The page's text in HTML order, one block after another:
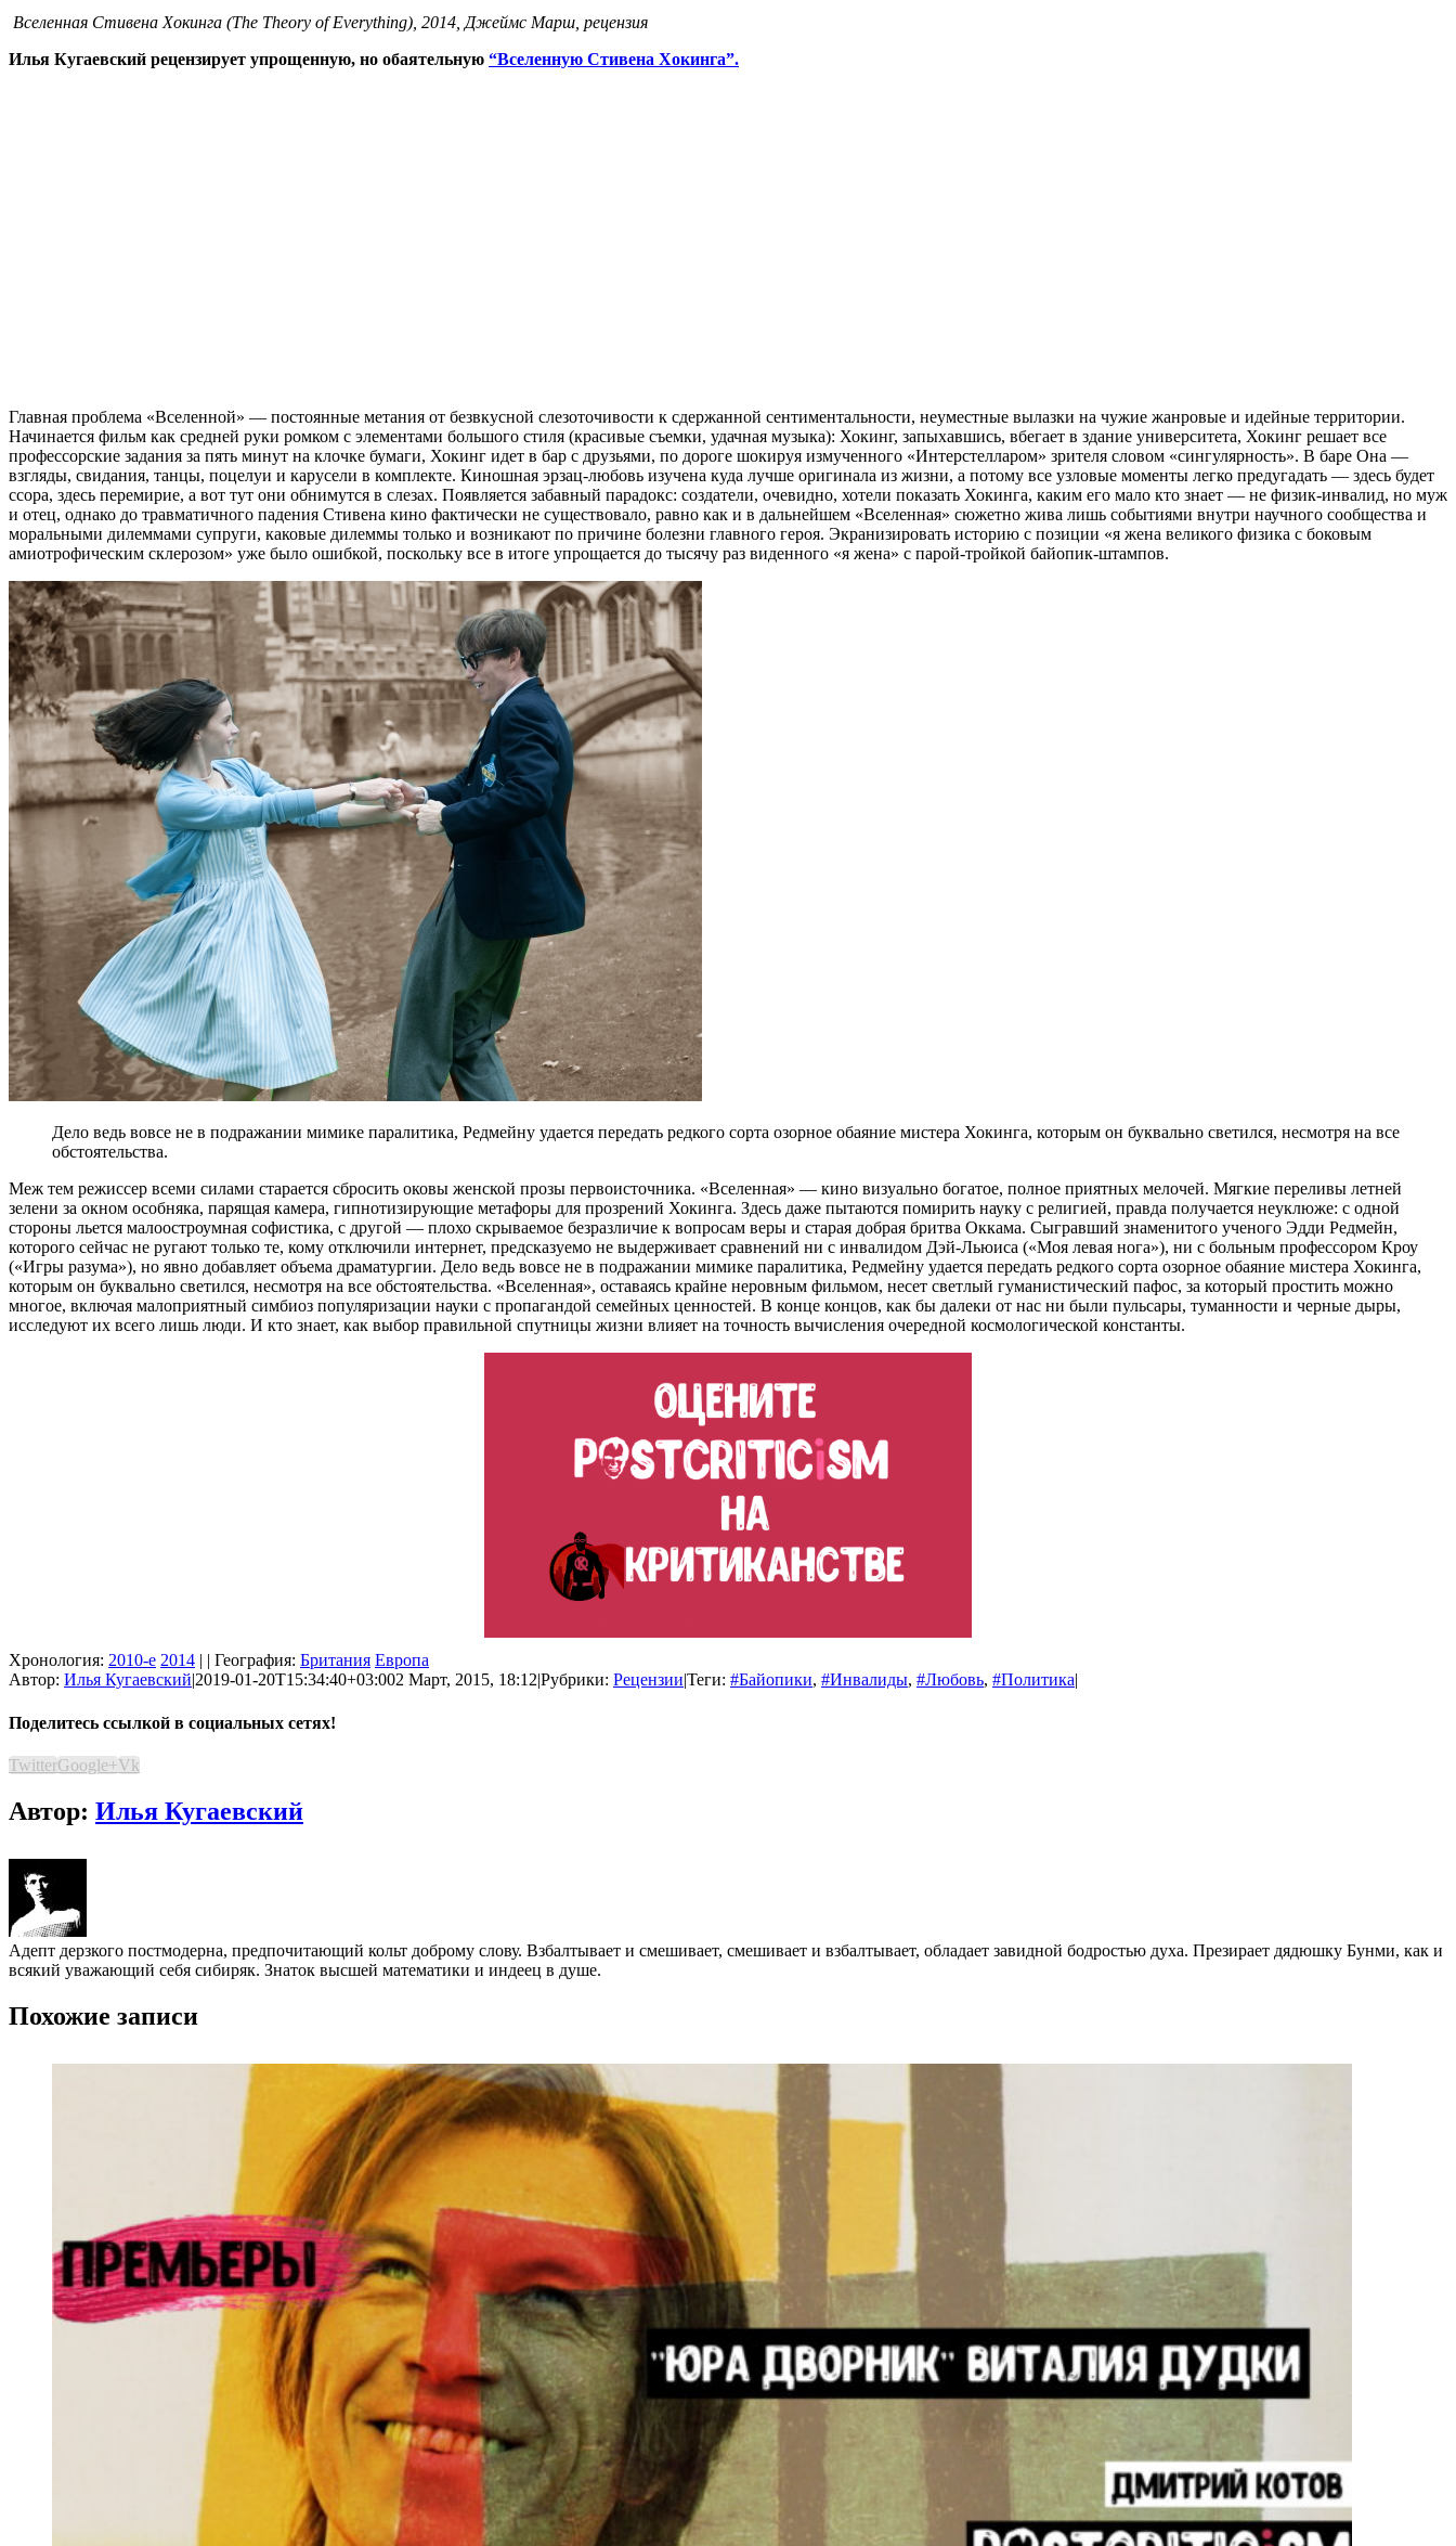
Вселенная Стивена Хокинга (The Theory of Everything), 2014, Джеймс Марш, рецензия
Илья Кугаевский рецензирует упрощенную, но обаятельную “Вселенную Стивена Хокинга”.
Главная проблема «Вселенной» — постоянные метания от безвкусной слезоточивости к сдержанной сентиментальности, неуместные вылазки на чужие жанровые и идейные территории.
Начинается фильм как средней руки ромком с элементами большого стиля (красивые съемки, удачная музыка): Хокинг, запыхавшись, вбегает в здание университета, Хокинг решает все
профессорские задания за пять минут на клочке бумаги, Хокинг идет в бар с друзьями, по дороге шокируя измученного «Интерстелларом» зрителя словом «сингулярность». В баре Она —
взгляды, свидания, танцы, поцелуи и карусели в комплекте. Киношная эрзац-любовь изучена куда лучше оригинала из жизни, а потому все узловые моменты легко предугадать — здесь будет
ссора, здесь перемирие, а вот тут они обнимутся в слезах. Появляется забавный парадокс: создатели, очевидно, хотели показать Хокинга, каким его мало кто знает — не физик-инвалид, но муж
и отец, однако до травматичного падения Стивена кино фактически не существовало, равно как и в дальнейшем «Вселенная» сюжетно жива лишь событиями внутри научного сообщества и
моральными дилеммами супруги, каковые дилеммы только и возникают по причине болезни главного героя. Экранизировать историю с позиции «я жена великого физика с боковым
амиотрофическим склерозом» уже было ошибкой, поскольку все в итоге упрощается до тысячу раз виденного «я жена» с парой-тройкой байопик-штампов.
Дело ведь вовсе не в подражании мимике паралитика, Редмейну удается передать редкого сорта озорное обаяние мистера Хокинга, которым он буквально светился, несмотря на все
обстоятельства.
Меж тем режиссер всеми силами старается сбросить оковы женской прозы первоисточника. «Вселенная» — кино визуально богатое, полное приятных мелочей. Мягкие переливы летней
зелени за окном особняка, парящая камера, гипнотизирующие метафоры для прозрений Хокинга. Здесь даже пытаются помирить науку с религией, правда получается неуклюже: с одной
стороны льется малоостроумная софистика, с другой — плохо скрываемое безразличие к вопросам веры и старая добрая бритва Оккама. Сыгравший знаменитого ученого Эдди Редмейн,
которого сейчас не ругают только те, кому отключили интернет, предсказуемо не выдерживает сравнений ни с инвалидом Дэй-Льюиса («Моя левая нога»), ни с больным профессором Кроу
(«Игры разума»), но явно добавляет объема драматургии. Дело ведь вовсе не в подражании мимике паралитика, Редмейну удается передать редкого сорта озорное обаяние мистера Хокинга,
которым он буквально светился, несмотря на все обстоятельства. «Вселенная», оставаясь крайне неровным фильмом, несет светлый гуманистический пафос, за который простить можно
многое, включая малоприятный симбиоз популяризации науки с пропагандой семейных ценностей. В конце концов, как бы далеки от нас ни были пульсары, туманности и черные дыры,
исследуют их всего лишь люди. И кто знает, как выбор правильной спутницы жизни влияет на точность вычисления очередной космологической константы.
Хронология: 2010-е 2014 | | География: Британия Европа
Автор: Илья Кугаевский|2019-01-20T15:34:40+03:002 Март, 2015, 18:12|Рубрики: Рецензии|Теги: #Байопики, #Инвалиды, #Любовь, #Политика|
Поделитесь ссылкой в социальных сетях!
TwitterGoogle+Vk
Автор: Илья Кугаевский
Адепт дерзкого постмодерна, предпочитающий кольт доброму слову. Взбалтывает и смешивает, смешивает и взбалтывает, обладает завидной бодростью духа. Презирает дядюшку Бунми, как и
всякий уважающий себя сибиряк. Знаток высшей математики и индеец в душе.
Похожие записи